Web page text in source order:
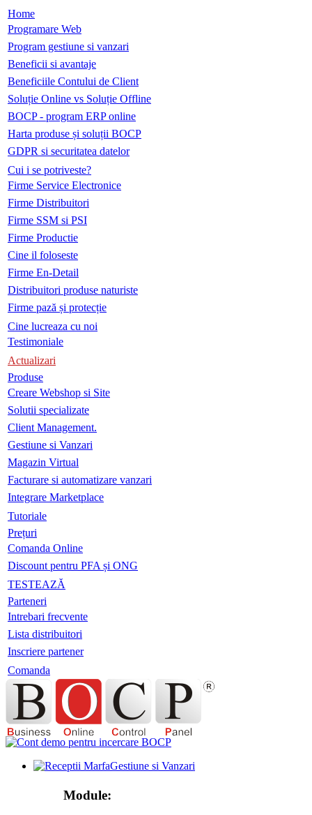
Home
Programare Web
Program gestiune si vanzari
Beneficii si avantaje
Beneficiile Contului de Client
Soluție Online vs Soluție Offline
BOCP - program ERP online
Harta produse și soluții BOCP
GDPR si securitatea datelor
Cui i se potriveste?
Firme Service Electronice
Firme Distribuitori
Firme SSM si PSI
Firme Productie
Cine il foloseste
Firme En-Detail
Distribuitori produse naturiste
Firme pază și protecție
Cine lucreaza cu noi
Testimoniale
Actualizari
Produse
Creare Webshop si Site
Solutii specializate
Client Management.
Gestiune si Vanzari
Magazin Virtual
Facturare si automatizare vanzari
Integrare Marketplace
Tutoriale
Prețuri
Comanda Online
Discount pentru PFA și ONG
TESTEAZĂ
Parteneri
Intrebari frecvente
Lista distribuitori
Inscriere partener
Comanda
Gestiune si Vanzari
Module: